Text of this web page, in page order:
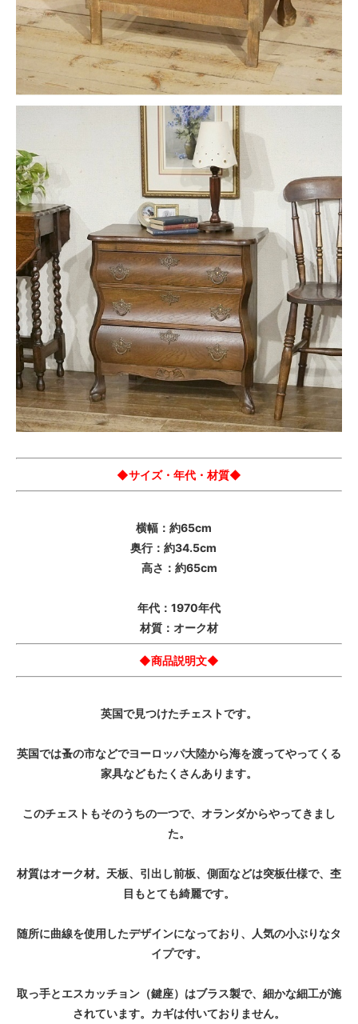
◆サイズ・年代・材質◆
横幅：約65cm
奥行：約34.5cm
高さ：約65cm
年代：1970年代
材質：オーク材
◆商品説明文◆
英国で見つけたチェストです。
英国では蚤の市などでヨーロッパ大陸から海を渡ってやってくる
家具などもたくさんあります。
このチェストもそのうちの一つで、オランダからやってきまし
た。
材質はオーク材。天板、引出し前板、側面などは突板仕様で、杢
目もとても綺麗です。
随所に曲線を使用したデザインになっており、人気の小ぶりなタ
イプです。
取っ手とエスカッチョン（鍵座）はブラス製で、細かな細工が施
されています。カギは付いておりません。